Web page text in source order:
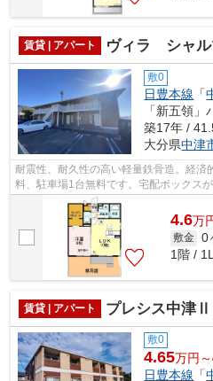
賃貸 | アパート ヴィラ シャル
敷0
日豊本線 「
「新五領
築17年 /
大分県中津
耐震性、耐久性の高い軽量鉄骨造。経済
料、駐車場1台無料です。宅配ボックス
物を受け取ることができます。追い焚き
4.6万
敷金 0
1階 /
賃貸 | アパート プレシス中津Ⅱ
敷0
4.65万円～
日豊本線 「